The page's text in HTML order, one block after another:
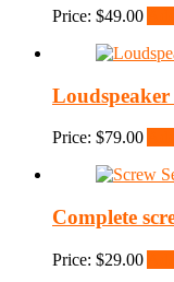
Price: $49.00
Price: $79.00
Complete
Price: $29.00